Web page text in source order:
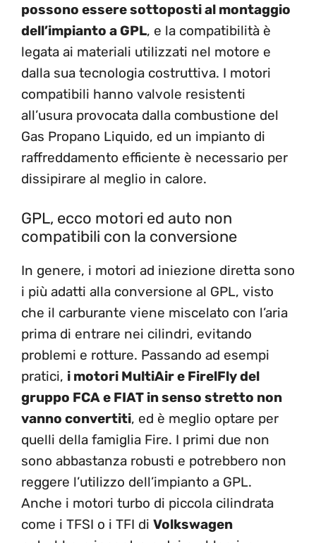
possono essere sottoposti al montaggio
dell’impianto a GPL, e la compatibilità è
legata ai materiali utilizzati nel motore e
dalla sua tecnologia costruttiva. I motori
compatibili hanno valvole resistenti
all’usura provocata dalla combustione del
Gas Propano Liquido, ed un impianto di
raffreddamento efficiente è necessario per
dissipirare al meglio in calore.
GPL, ecco motori ed auto non
compatibili con la conversione
In genere, i motori ad iniezione diretta sono
i più adatti alla conversione al GPL, visto
che il carburante viene miscelato con l’aria
prima di entrare nei cilindri, evitando
problemi e rotture. Passando ad esempi
pratici, i motori MultiAir e FirelFly del
gruppo FCA e FIAT in senso stretto non
vanno convertiti, ed è meglio optare per
quelli della famiglia Fire. I primi due non
sono abbastanza robusti e potrebbero non
reggere l’utilizzo dell’impianto a GPL.
Anche i motori turbo di piccola cilindrata
come i TFSI o i TFI di Volkswagen